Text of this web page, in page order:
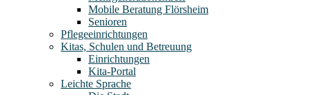
Mobile Beratung Flörsheim
Senioren
Pflegeeinrichtungen
Kitas, Schulen und Betreuung
Einrichtungen
Kita-Portal
Leichte Sprache